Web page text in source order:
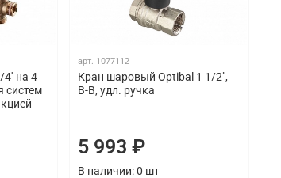
4'' на 4
систем
арт. 1077112
Кран шаровый Optibal 1 1/2",
В-В, удл. ручка
5 993 ₽
В наличии: 0 шт